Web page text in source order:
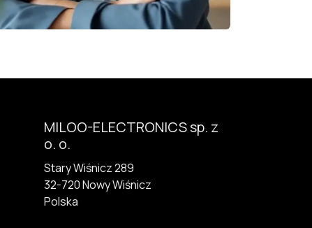
MILOO-ELECTRONICS sp. z
o. o.
Stary Wiśnicz 289
32-720 N​owy Wiśnicz
Polska